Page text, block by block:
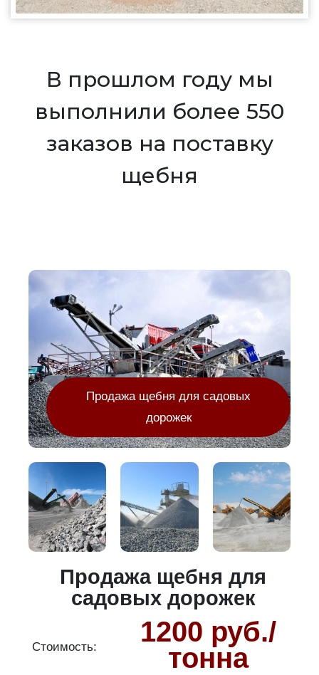
В прошлом году мы
выполнили более 550
заказов на поставку
щебня
Продажа щебня для садовых
дорожек
Продажа щебня для
садовых дорожек
Стоимость:
1200 руб./
тонна